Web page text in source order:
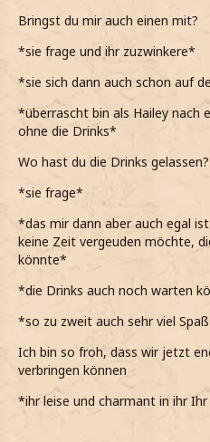
Bringst du mir auch einen mit?
*sie frage und ihr zuzwinkere*
*sie sich dann auch schon auf
*überrascht bin als Hailey nach
ohne die Drinks*
Wo hast du die Drinks gelassen?
*sie frage*
*das mir dann aber auch egal
keine Zeit vergeuden möchte,
könnte*
*die Drinks auch noch warten
*so zu zweit auch sehr viel
Ich bin so froh, dass wir jetzt
verbringen können
*ihr leise und charmant in ihr